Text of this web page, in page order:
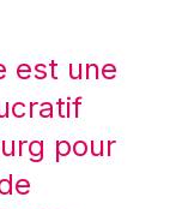
est une
pour